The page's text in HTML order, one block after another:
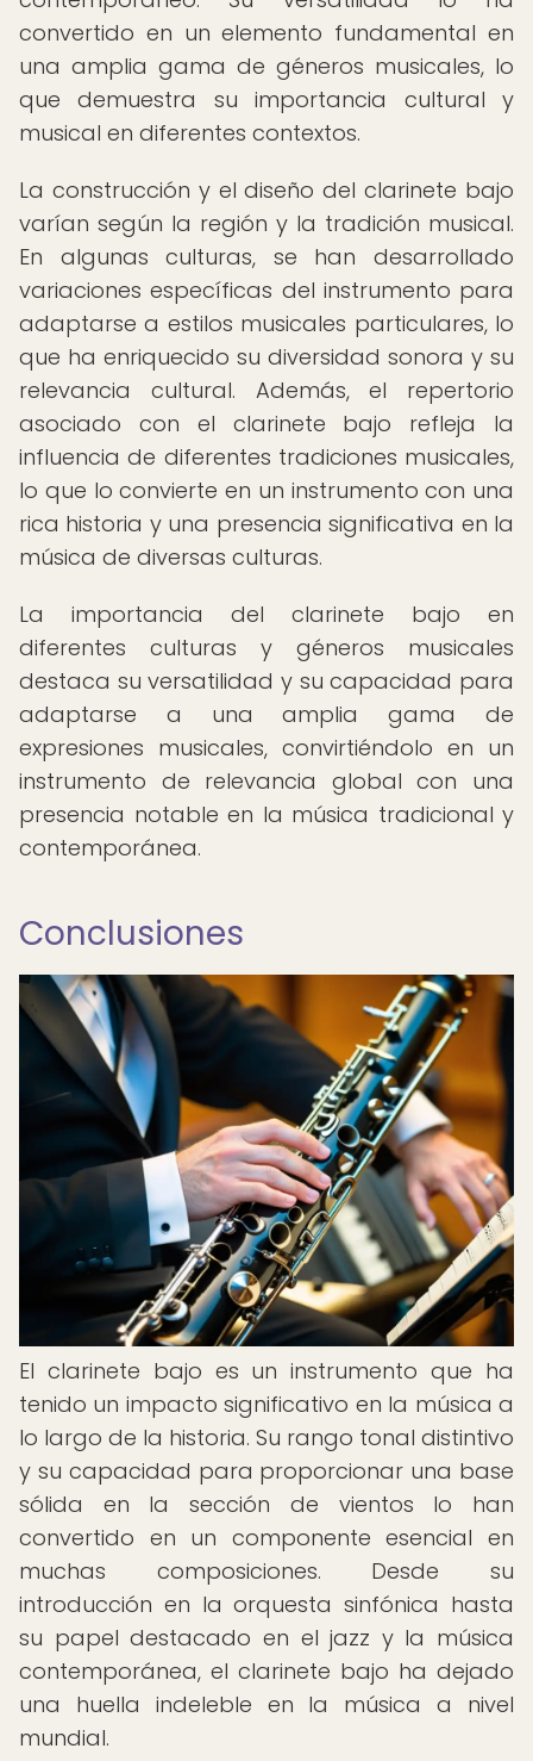
convertido en un elemento fundamental en
una amplia gama de géneros musicales, lo
que demuestra su importancia cultural y
musical en diferentes contextos.
La construcción y el diseño del clarinete bajo
varían según la región y la tradición musical.
En algunas culturas, se han desarrollado
variaciones específicas del instrumento para
adaptarse a estilos musicales particulares, lo
que ha enriquecido su diversidad sonora y su
relevancia cultural. Además, el repertorio
asociado con el clarinete bajo refleja la
influencia de diferentes tradiciones musicales,
lo que lo convierte en un instrumento con una
rica historia y una presencia significativa en la
música de diversas culturas.
La importancia del clarinete bajo en
diferentes culturas y géneros musicales
destaca su versatilidad y su capacidad para
adaptarse a una amplia gama de
expresiones musicales, convirtiéndolo en un
instrumento de relevancia global con una
presencia notable en la música tradicional y
contemporánea.
Conclusiones
El clarinete bajo es un instrumento que ha
tenido un impacto significativo en la música a
lo largo de la historia. Su rango tonal distintivo
y su capacidad para proporcionar una base
sólida en la sección de vientos lo han
convertido en un componente esencial en
muchas composiciones. Desde su
introducción en la orquesta sinfónica hasta
su papel destacado en el jazz y la música
contemporánea, el clarinete bajo ha dejado
una huella indeleble en la música a nivel
mundial.